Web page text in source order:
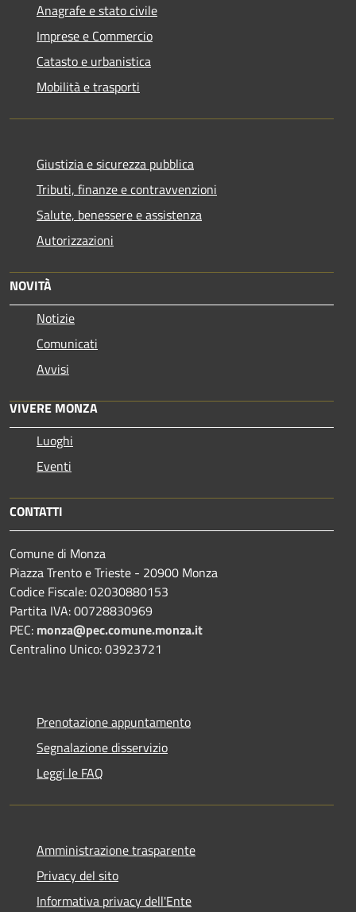
Anagrafe e stato civile
Imprese e Commercio
Catasto e urbanistica
Mobilità e trasporti
Giustizia e sicurezza pubblica
Tributi, finanze e contravvenzioni
Salute, benessere e assistenza
Autorizzazioni
NOVITÀ
Notizie
Comunicati
Avvisi
VIVERE MONZA
Luoghi
Eventi
CONTATTI
Comune di Monza
Piazza Trento e Trieste - 20900 Monza
Codice Fiscale: 02030880153
Partita IVA: 00728830969
PEC: monza@pec.comune.monza.it
Centralino Unico: 03923721
Prenotazione appuntamento
Segnalazione disservizio
Leggi le FAQ
Amministrazione trasparente
Privacy del sito
Informativa privacy dell'Ente